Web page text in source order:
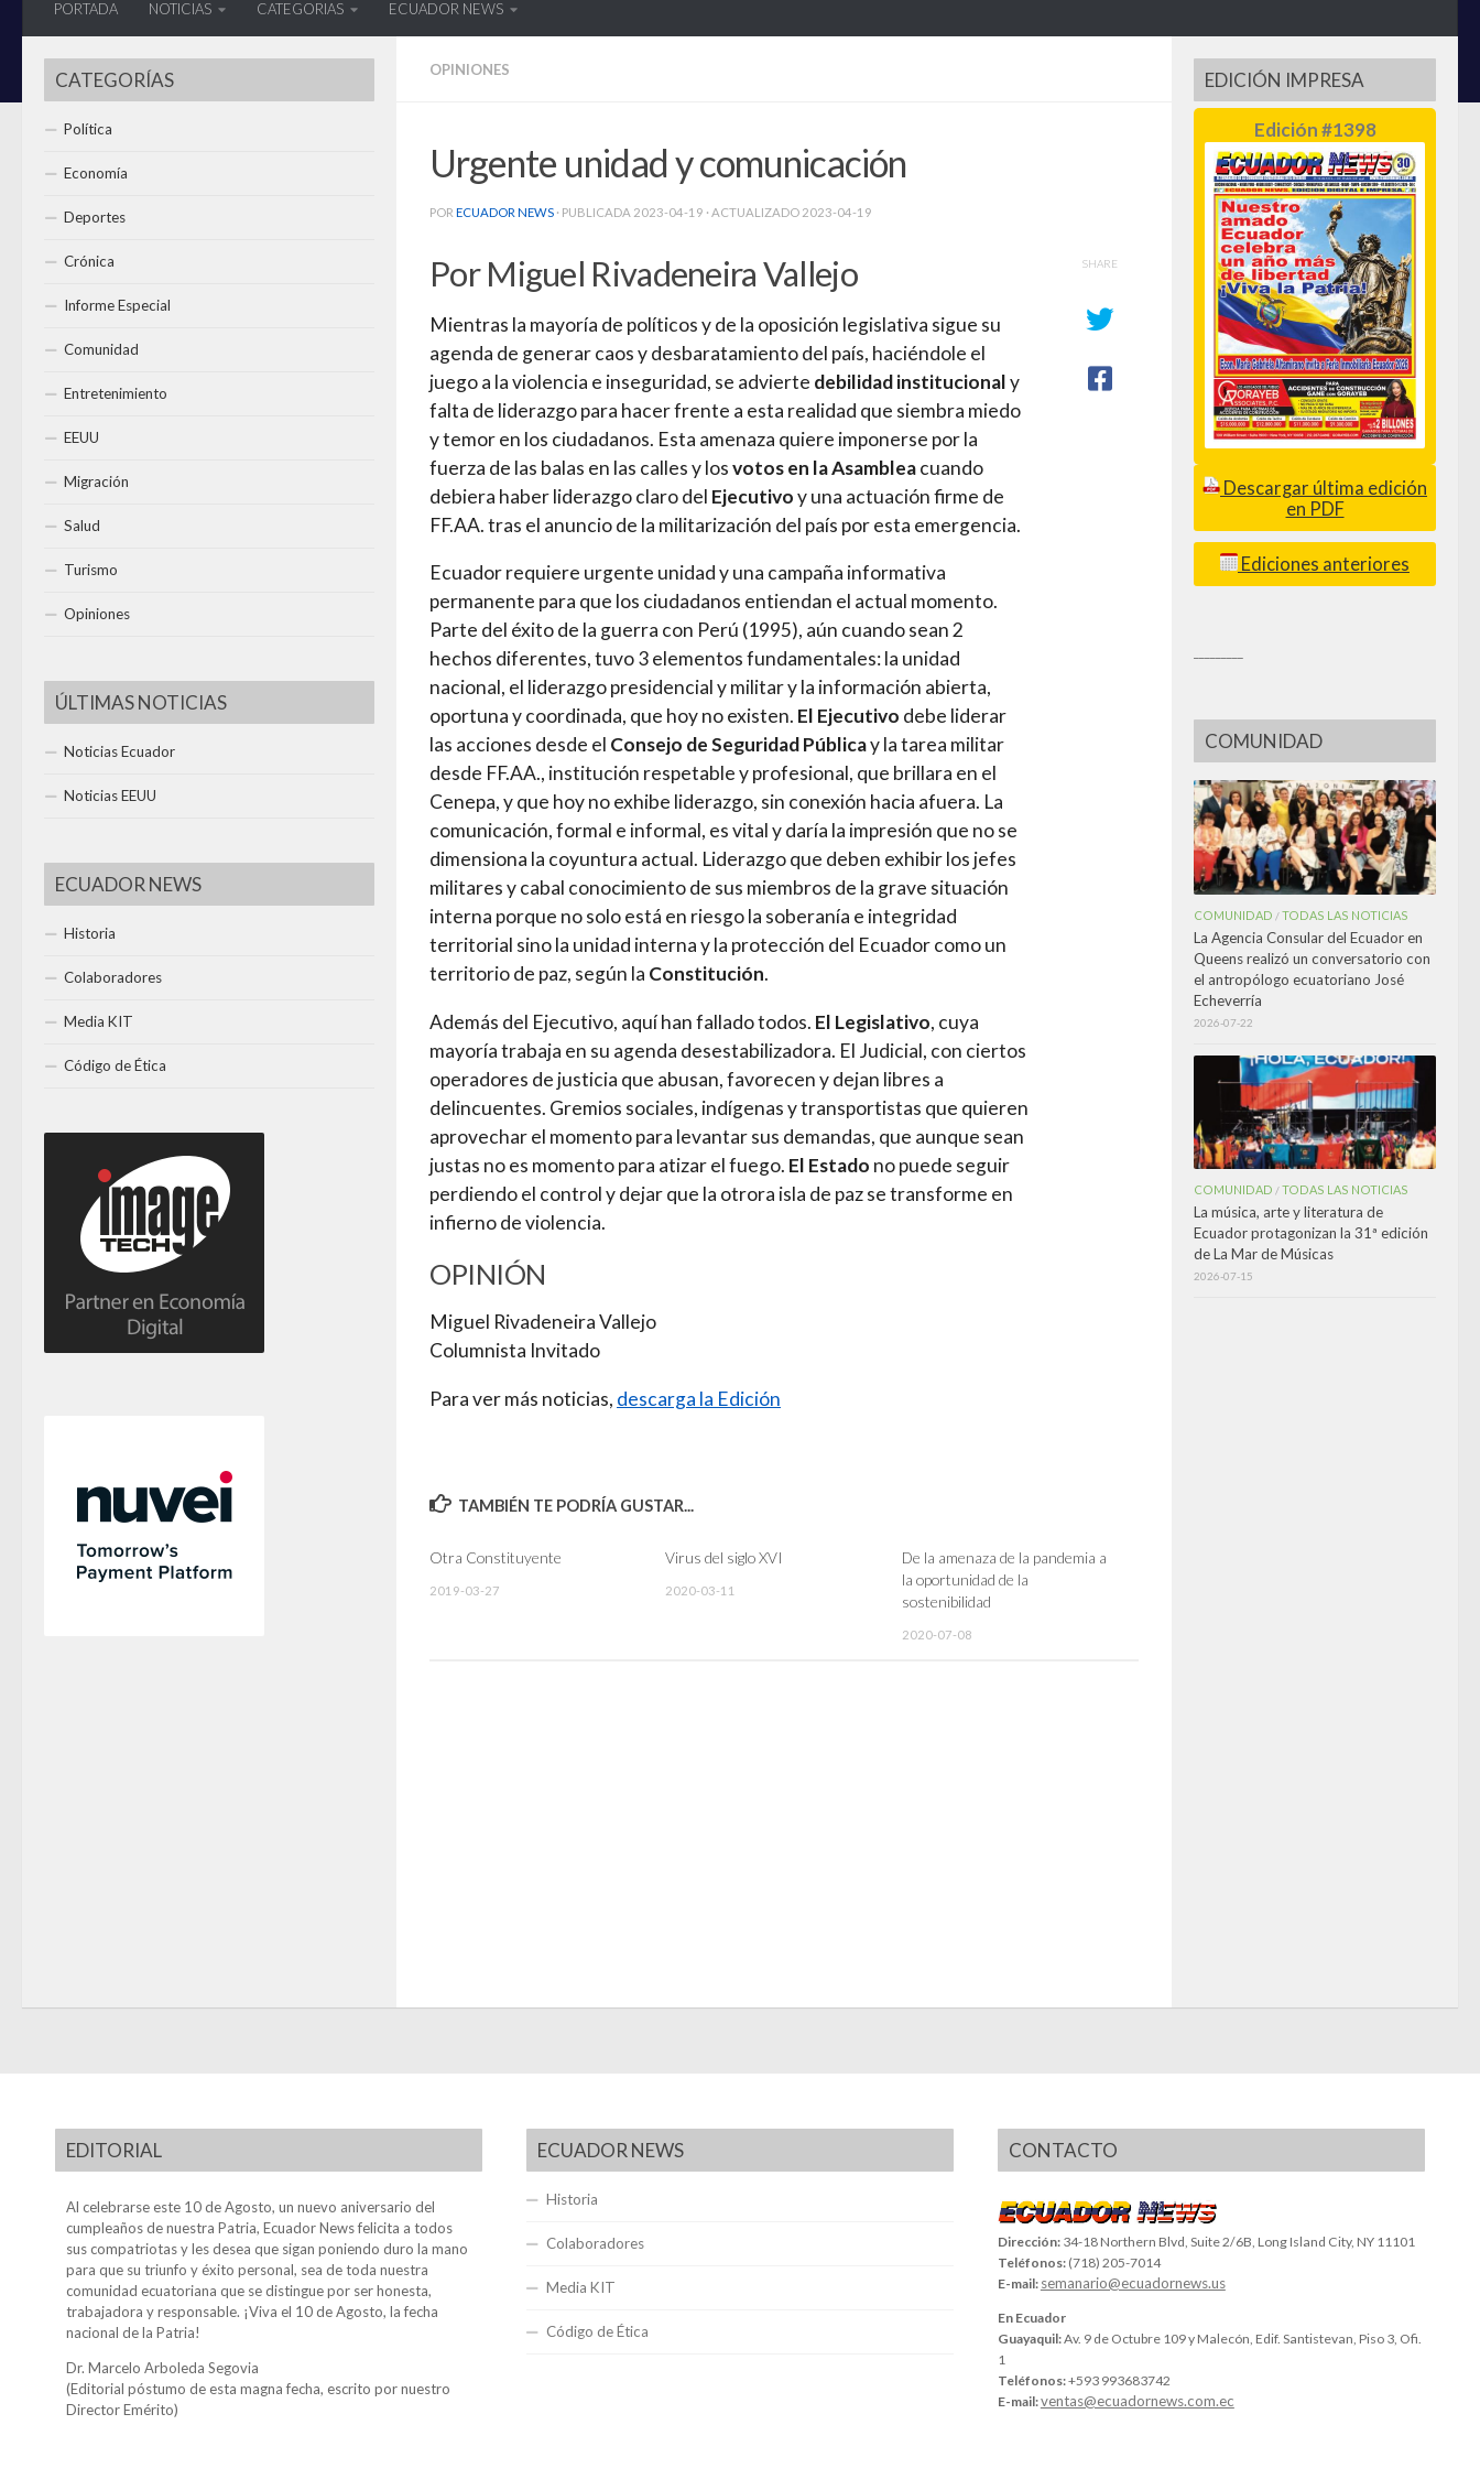
PORTADA NOTICIAS CATEGORIAS ECUADOR NEWS
OPINIONES
Urgente unidad y comunicación
POR ECUADOR NEWS · PUBLICADA 2023-04-19 · ACTUALIZADO 2023-04-19
Por Miguel Rivadeneira Vallejo
Mientras la mayoría de políticos y de la oposición legislativa sigue su
agenda de generar caos y desbaratamiento del país, haciéndole el
juego a la violencia e inseguridad, se advierte debilidad institucionaly
falta de liderazgo para hacer frente a esta realidad que siembra miedo
y temor en los ciudadanos. Esta amenaza quiere imponerse por la
fuerza de las balas en las calles y losvotos en la Asambleacuando
debiera haber liderazgo claro del Ejecutivoy una actuación firme de
FF.AA. tras el anuncio de la militarización del país por esta emergencia.
Ecuador requiere urgente unidad y una campaña informativa
permanente para que los ciudadanos entiendan el actual momento.
Parte del éxito de la guerra con Perú (1995), aún cuando sean 2
hechos diferentes, tuvo 3 elementos fundamentales: la unidad
nacional, el liderazgo presidencial y militar y la información abierta,
oportuna y coordinada, que hoy no existen. El Ejecutivo debe liderar
las acciones desde el Consejo de Seguridad Públicay la tarea militar
desde FF.AA., institución respetable y profesional, que brillara en el
Cenepa, y que hoy no exhibe liderazgo, sin conexión hacia afuera. La
comunicación, formal e informal, es vital y daría la impresión que no se
dimensiona la coyuntura actual. Liderazgo que deben exhibir los jefes
militares y cabal conocimiento de sus miembros de la grave situación
interna porque no solo está en riesgo la soberanía e integridad
territorial sino la unidad interna y la protección del Ecuador como un
territorio de paz, según la Constitución.
Además del Ejecutivo, aquí han fallado todos. El Legislativo, cuya
mayoría trabaja en su agenda desestabilizadora. El Judicial, con ciertos
operadores de justicia que abusan, favorecen y dejan libres a
delincuentes. Gremios sociales, indígenas y transportistas que quieren
aprovechar el momento para levantar sus demandas, que aunque sean
justas no es momento para atizar el fuego. El Estado no puede seguir
perdiendo el control y dejar que la otrora isla de paz se transforme en
infierno de violencia.
OPINIÓN
Miguel Rivadeneira Vallejo
Columnista Invitado
Para ver más noticias, descarga la Edición
SHARE
TAMBIÉN TE PODRÍA GUSTAR...
Otra Constituyente
2019-03-27
Virus del siglo XVI
2020-03-11
De la amenaza de la pandemia a
la oportunidad de la
sostenibilidad
2020-07-08
CATEGORÍAS
Política
Economía
Deportes
Crónica
Informe Especial
Comunidad
Entretenimiento
EEUU
Migración
Salud
Turismo
Opiniones
ÚLTIMAS NOTICIAS
Noticias Ecuador
Noticias EEUU
ECUADOR NEWS
Historia
Colaboradores
Media KIT
Código de Ética
EDICIÓN IMPRESA
Edición #1398
Descargar última edición
en PDF
Ediciones anteriores
COMUNIDAD
COMUNIDAD /TODAS LAS NOTICIAS
La Agencia Consular del Ecuador en
Queens realizó un conversatorio con
el antropólogo ecuatoriano José
Echeverría
2026-07-22
COMUNIDAD /TODAS LAS NOTICIAS
La música, arte y literatura de
Ecuador protagonizan la 31ª edición
de La Mar de Músicas
2026-07-15
EDITORIAL
Al celebrarse este 10 de Agosto, un nuevo aniversario del
cumpleaños de nuestra Patria, Ecuador News felicita a todos
sus compatriotas y les desea que sigan poniendo duro la mano
para que su triunfo y éxito personal, sea de toda nuestra
comunidad ecuatoriana que se distingue por ser honesta,
trabajadora y responsable. ¡Viva el 10 de Agosto, la fecha
nacional de la Patria!
Dr. Marcelo Arboleda Segovia
(Editorial póstumo de esta magna fecha, escrito por nuestro
Director Emérito)
ECUADOR NEWS
Historia
Colaboradores
Media KIT
Código de Ética
CONTACTO
Dirección: 34-18 Northern Blvd, Suite 2/6B, Long Island City, NY 11101
Teléfonos: (718) 205-7014
E-mail: semanario@ecuadornews.us
En Ecuador
Guayaquil:Av. 9 de Octubre 109 y Malecón, Edif. Santistevan, Piso 3, Ofi.
1
Teléfonos:+593 993683742
E-mail:ventas@ecuadornews.com.ec